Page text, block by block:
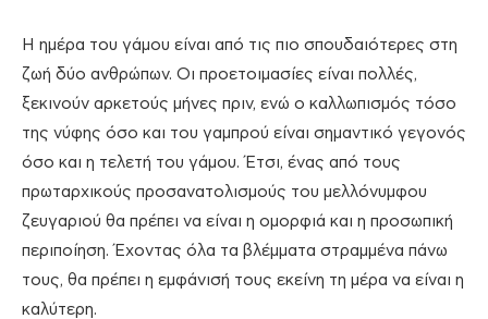
Η ημέρα του γάμου είναι από τις πιο σπουδαιότερες στη
ζωή δύο ανθρώπων. Οι προετοιμασίες είναι πολλές,
ξεκινούν αρκετούς μήνες πριν, ενώ ο καλλωπισμός τόσο
της νύφης όσο και του γαμπρού είναι σημαντικό γεγονός
όσο και η τελετή του γάμου. Έτσι, ένας από τους
πρωταρχικούς προσανατολισμούς του μελλόνυμφου
ζευγαριού θα πρέπει να είναι η ομορφιά και η προσωπική
περιποίηση. Έχοντας όλα τα βλέμματα στραμμένα πάνω
τους, θα πρέπει η εμφάνισή τους εκείνη τη μέρα να είναι η
καλύτερη.